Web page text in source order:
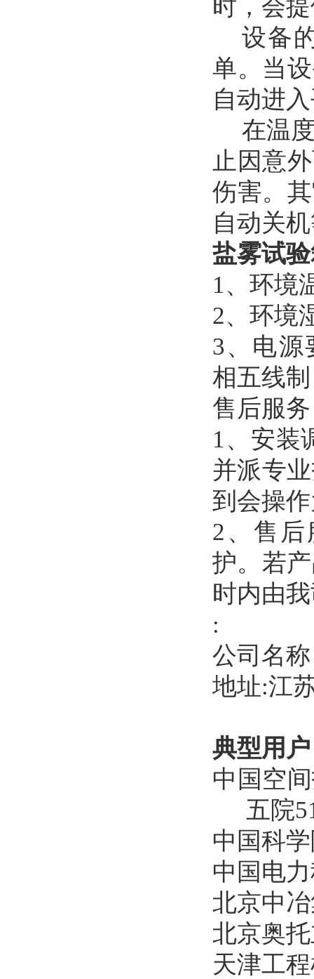
时，会
设备
单。当
自动进
在温
止因意
伤害。
自动关
盐雾试
1、 环境
2、 环境
3、 电源
相五线
售后服务
1、安装
并派专
到会操
2、售
护。若
时内由
:
公司名
地址:江
典型用
中国空
五院
中国科
中国电
北京中
北京奥
天津工